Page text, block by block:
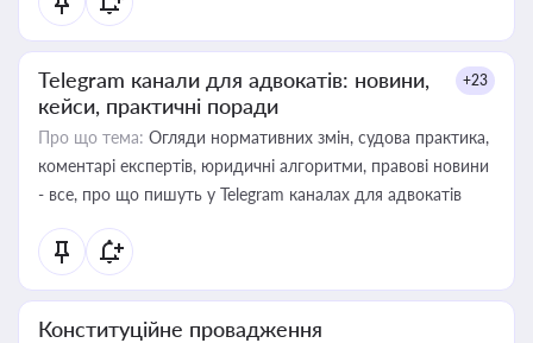
Telegram канали для адвокатів: новини,
кейси, практичні поради
+23
Про що тема: Огляди нормативних змін, судова практика,
коментарі експертів, юридичні алгоритми, правові новини
- все, про що пишуть у Telegram каналах для адвокатів
Конституційне провадження